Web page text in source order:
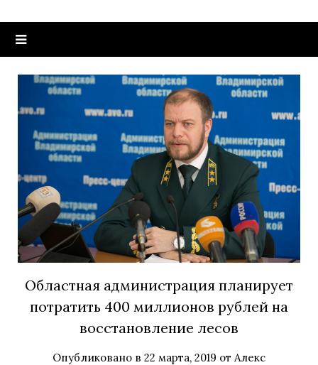
Областная администрация планирует
потратить 400 миллионов рублей на
восстановление лесов
Опубликовано в 22 марта, 2019 от Алекс